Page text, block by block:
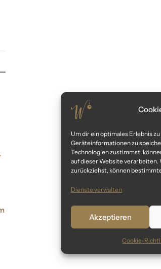
Um dir ein optimales Erlebnis
Geräteinformationen zu
Technologien zustimmst,
auf dieser Website
zurückziehst, können
Dienste verwalten
Akzeptieren
Cookie-